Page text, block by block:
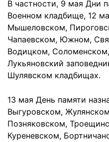
В частности, 9 мая Дни
Военном кладбище, 12
Мышеловском,
Чапаевском, Южном,
Водицком,
Лукьяновский
Шулявском кладбищах.
13 мая День памяти
Выгуровском,
Позняковском,
Куреневском,